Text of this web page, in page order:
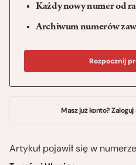
Każdy nowy numer od
Archiwum numerów
Rozpocznij
Masz już konto?
Artykuł pojawił się w